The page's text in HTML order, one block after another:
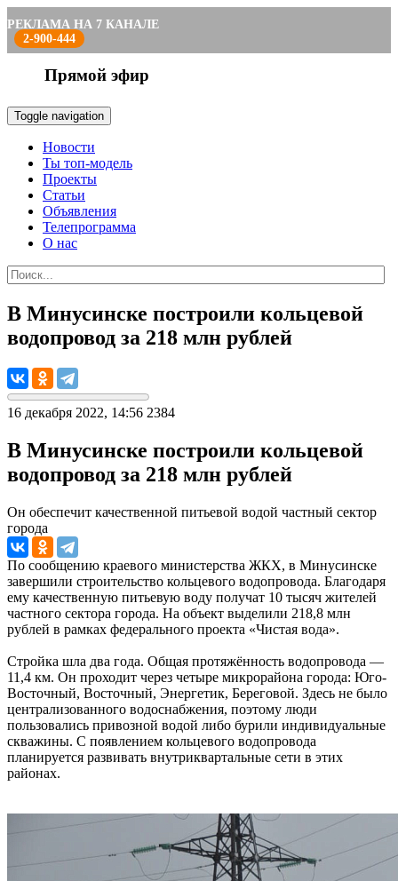
РЕКЛАМА НА 7 КАНАЛЕ
2-900-444
Прямой эфир
Toggle navigation
Новости
Ты топ-модель
Проекты
Статьи
Объявления
Телепрограмма
О нас
В Минусинске построили кольцевой
водопровод за 218 млн рублей
16 декабря 2022, 14:56 2384
В Минусинске построили кольцевой
водопровод за 218 млн рублей
Он обеспечит качественной питьевой водой частный сектор
города
По сообщению краевого министерства ЖКХ, в Минусинске
завершили строительство кольцевого водопровода. Благодаря
ему качественную питьевую воду получат 10 тысяч жителей
частного сектора города. На объект выделили 218,8 млн
рублей в рамках федерального проекта «Чистая вода».
Стройка шла два года. Общая протяжённость водопровода —
11,4 км. Он проходит через четыре микрорайона города: Юго-
Восточный, Восточный, Энергетик, Береговой. Здесь не было
централизованного водоснабжения, поэтому люди
пользовались привозной водой либо бурили индивидуальные
скважины. С появлением кольцевого водопровода
планируется развивать внутриквартальные сети в этих
районах.